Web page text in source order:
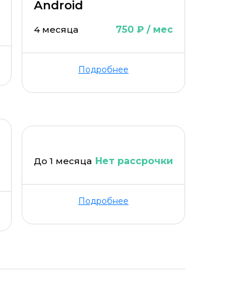
Android
4 месяца 750 ₽ / мес
Подробнее
До 1 месяца Нет рассрочки
Подробнее